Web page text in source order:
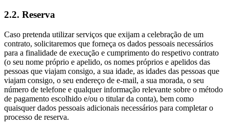
2.2. Reserva
Caso pretenda utilizar serviços que exijam a celebração de um
contrato, solicitaremos que forneça os dados pessoais necessários
para a finalidade de execução e cumprimento do respetivo contrato
(o seu nome próprio e apelido, os nomes próprios e apelidos das
pessoas que viajam consigo, a sua idade, as idades das pessoas que
viajam consigo, o seu endereço de e-mail, a sua morada, o seu
número de telefone e qualquer informação relevante sobre o método
de pagamento escolhido e/ou o titular da conta), bem como
quaisquer dados pessoais adicionais necessários para completar o
processo de reserva.